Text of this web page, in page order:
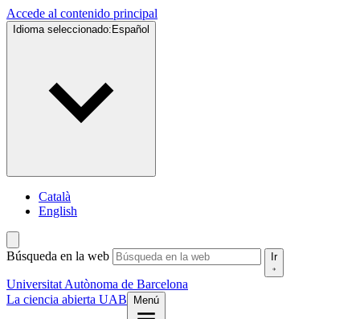
Accede al contenido principal
Idioma seleccionado: Español
Català
English
Búsqueda en la web Ir
Universitat Autònoma de Barcelona
La ciencia abierta UAB
Menú